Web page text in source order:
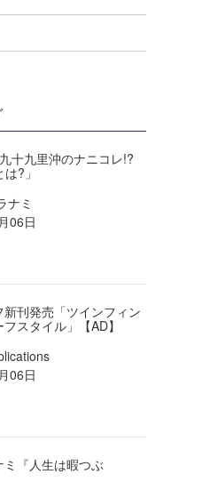
十九里沖のナニコレ!?
?」
ナミ
06日
刊発売「ツインフィン
スタイル」【AD】
06日
ミ『人生は暇つぶ